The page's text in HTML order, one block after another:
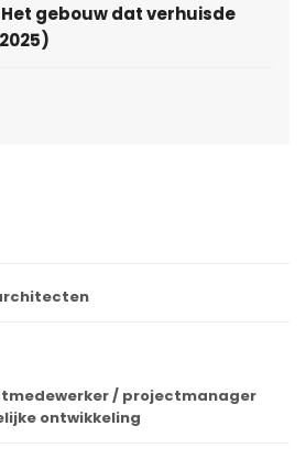
Het gebouw dat verhuisde
/ projectmanager
ontwikkeling